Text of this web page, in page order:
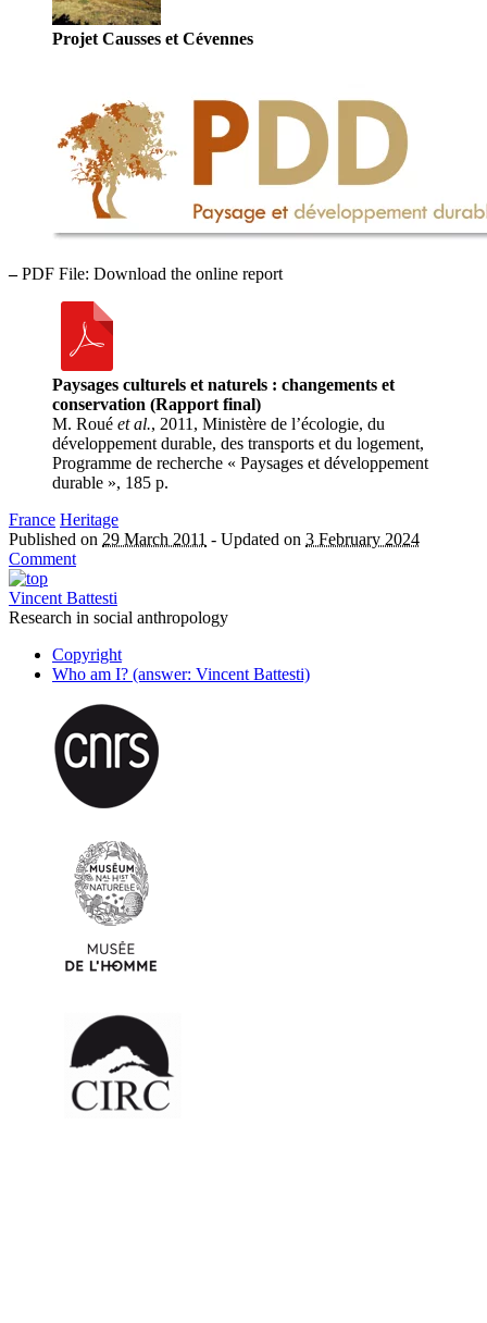
Projet Causses et Cévennes
– PDF File: Download the online report
Paysages culturels et naturels : changements et
conservation (Rapport final)
M. Roué et al., 2011, Ministère de l’écologie, du
développement durable, des transports et du logement,
Programme de recherche « Paysages et développement
durable », 185 p.
France Heritage
Published on 29 March 2011 - Updated on 3 February 2024
Comment
Vincent Battesti
Research in social anthropology
Copyright
Who am I? (answer: Vincent Battesti)